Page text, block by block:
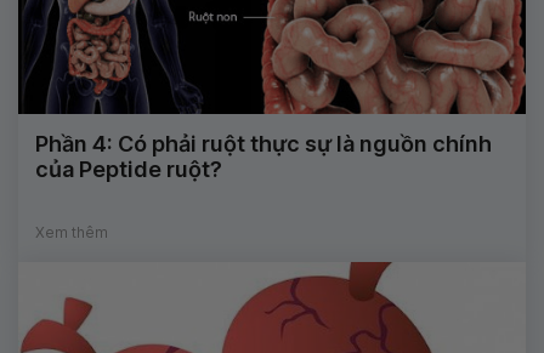
Phần 4: Có phải ruột thực sự là nguồn chính
của Peptide ruột?
Xem thêm